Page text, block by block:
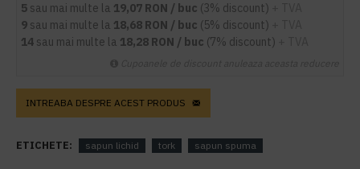
5 sau mai multe la 19,07 RON / buc (3% discount)
9 sau mai multe la 18,68 RON / buc (5% discount)
14 sau mai multe la 18,28 RON / buc (7% discount)
INTREABA DESPRE ACEST PRODUS
ETICHETE: sapun lichid tork sapun spuma